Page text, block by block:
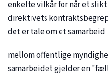
enkelte vilkår for når et
direktivets
det er tale om et samarbeid
mellom offentlige
samarbeidet gjelder en